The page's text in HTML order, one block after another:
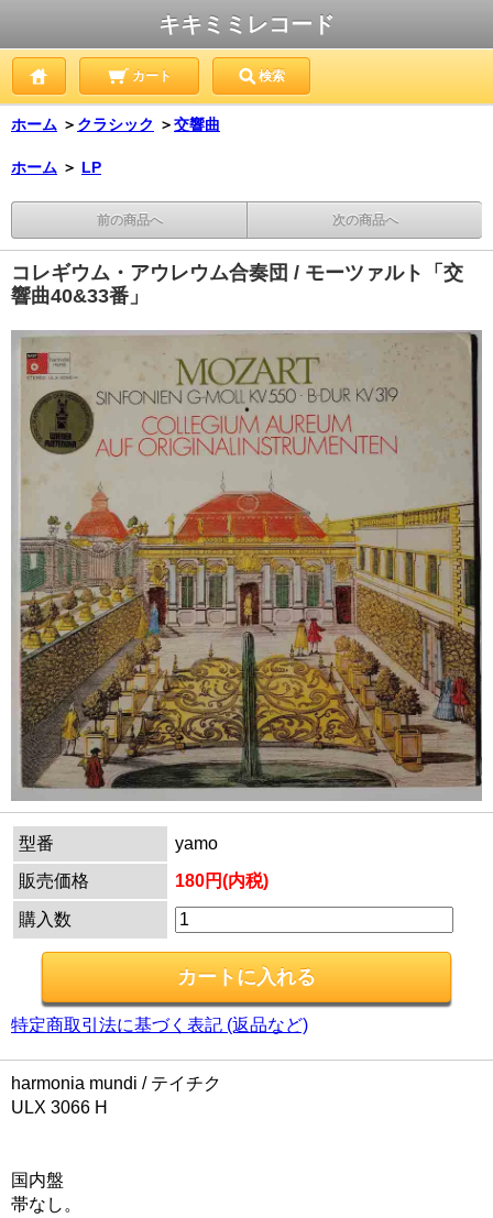
キキミミレコード
カート 検索
ホーム ＞ クラシック ＞交響曲
ホーム ＞ LP
前の商品へ 次の商品へ
コレギウム・アウレウム合奏団 / モーツァルト「交
響曲40&33番」
型番
yamo
販売価格
180円(内税)
購入数
特定商取引法に基づく表記 (返品など)
harmonia mundi / テイチク
ULX 3066 H
国内盤
帯なし。